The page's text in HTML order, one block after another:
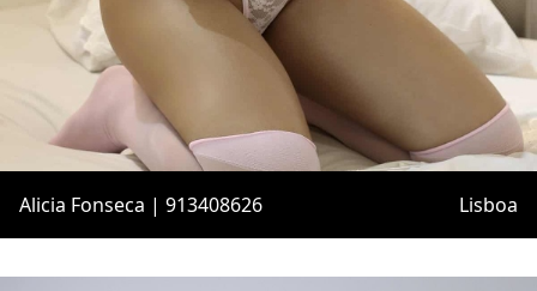
Alicia Fonseca | 913408626 Lisboa